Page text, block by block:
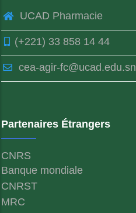
UCAD Pharmacie
(+221) 33 858 14 44
cea-agir-fc@ucad.edu.sn
Partenaires Étrangers
CNRS
Banque mondiale
CNRST
MRC